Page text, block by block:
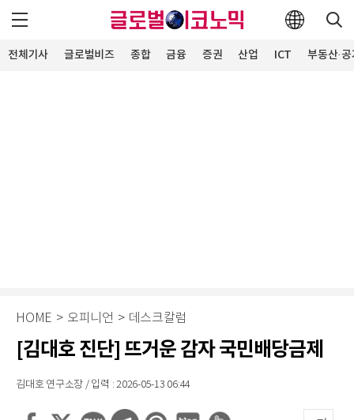
전체기사 글로벌비즈 종합 금융 증권 산업 ICT 부동산·
HOME > 오피니언 > 데스크칼럼
[김대호 진단] 뜨거운 감자 국민배당금제
김대호 연구소장 / 입력 : 2026-05-13 06:44